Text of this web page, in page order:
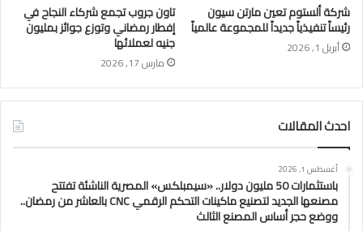
شركة ألستوم تعين مارتن سيون
رئيساً تنفيذياً جديداً للمجموعة عالمياً
أبريل 1, 2026
تاون جروب تجمع شركاء النجاح في
إفطار رمضاني وتوزع جوائز بمليون
جنيه لعملائها
مارس 17, 2026
احدث المقالات
أغسطس 1, 2026
باستثمارات 50 مليون دولار.. «سيمبلكس» المصرية الناشئة تفتتح
مصنعها الجديد لتصنيع ماكينات التحكم الرقمي CNC بالعاشر من رمضان..
ووضع حجر أساس المصنع الثالث